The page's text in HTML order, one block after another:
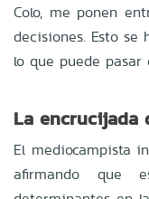
Colo, me ponen
decisiones. Esto se
lo que puede pasar
La encrucijada
El mediocampista
afirmando que